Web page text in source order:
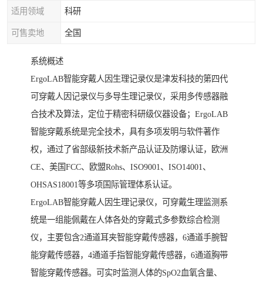
适用领域 科研
可售卖地 全国
系统概述
ErgoLAB智能穿戴人因生理记录仪是津发科技的第四代
可穿戴人因记录仪与多导生理记录仪，采用多传感器融
合技术及算法，定位于精密科研级仪器设备；ErgoLAB
智能穿戴系统是完全技术，具有多项发明与软件著作
权，通过了省部级新技术新产品认证及防爆认证，欧洲
CE、美国FCC、欧盟Rohs、ISO9001、ISO14001、
OHSAS18001等多项国际管理体系认证。
ErgoLAB智能穿戴人因生理记录仪，可穿戴生理监测系
统是一组能佩戴在人体各处的穿戴式多参数综合检测
仪，主要包含2通道耳夹智能穿戴传感器，6通道手腕智
能穿戴传感器，4通道手指智能穿戴传感器，6通道胸带
智能穿戴传感器。可实时监测人体的SpO2血氧含量、